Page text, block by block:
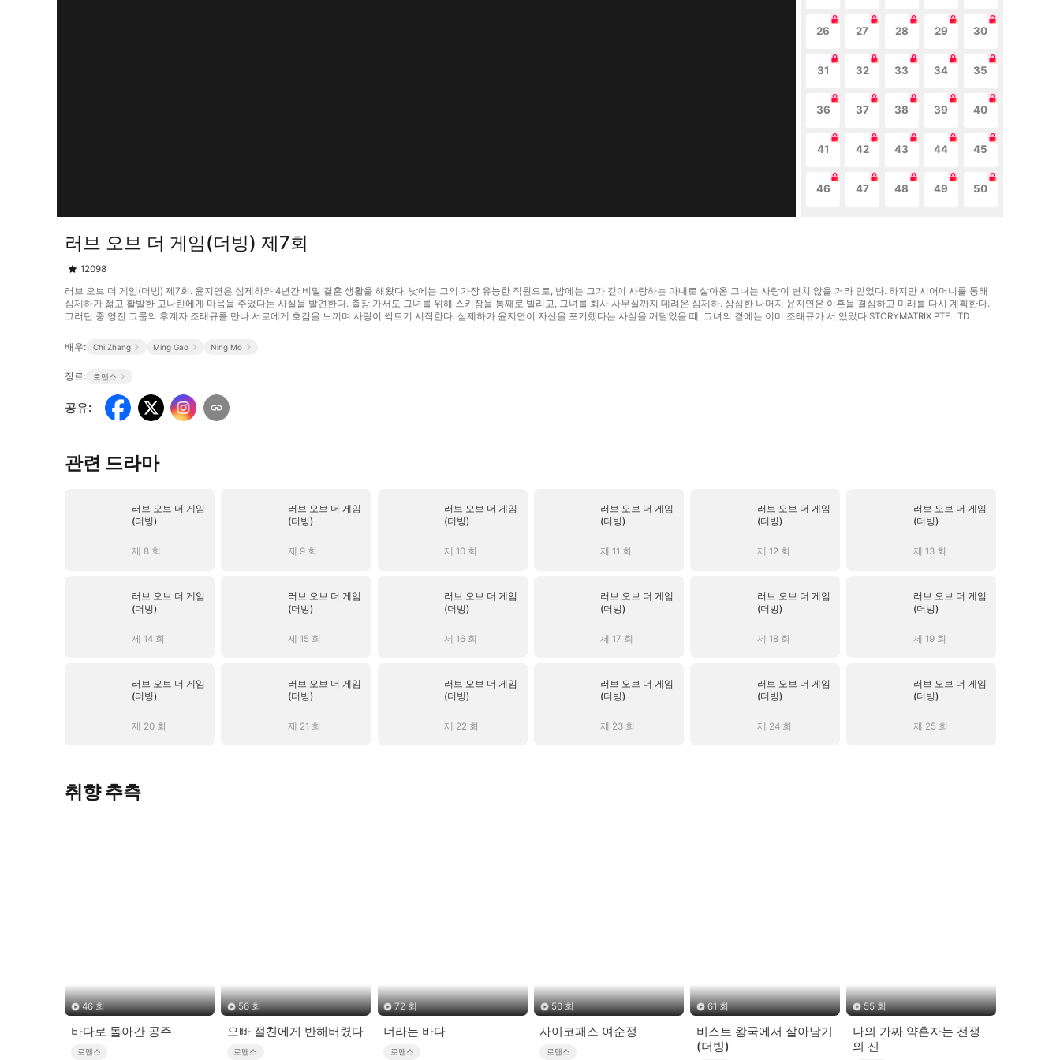
26 27 28 29 30
31 32 33 34 35
36 37 38 39 40
41 42 43 44 45
46 47 48 49 50
러브 오브 더 게임(더빙) 제7회
12098
러브 오브 더 게임(더빙) 제7회. 윤지연은 심제하와 4년간 비밀 결혼 생활을 해왔다. 낮에는 그의 가장 유능한 직원으로, 밤에는 그가 깊이 사랑하는 아내로 살아온 그녀는 사랑이 변치 않을 거라 믿었다. 하지만 시어머니를 통해
심제하가 젊고 활발한 고나린에게 마음을 주었다는 사실을 발견한다. 출장 가서도 그녀를 위해 스키장을 통째로 빌리고, 그녀를 회사 사무실까지 데려온 심제하. 상심한 나머지 윤지연은 이혼을 결심하고 미래를 다시 계획한다.
그러던 중 영진 그룹의 후계자 조태규를 만나 서로에게 호감을 느끼며 사랑이 싹트기 시작한다. 심제하가 윤지연이 자신을 포기했다는 사실을 깨달았을 때, 그녀의 곁에는 이미 조태규가 서 있었다.STORYMATRIX PTE.LTD
배우: Chi Zhang Ming Gao Ning Mo
장르: 로맨스
공유:
관련 드라마
러브 오브 더 게임
(더빙)
제 8 회
러브 오브 더 게임
(더빙)
제 9 회
러브 오브 더 게임
(더빙)
제 10 회
러브 오브 더 게임
(더빙)
제 11 회
러브 오브 더 게임
(더빙)
제 12 회
러브 오브 더 게임
(더빙)
제 13 회
러브 오브 더 게임
(더빙)
제 14 회
러브 오브 더 게임
(더빙)
제 15 회
러브 오브 더 게임
(더빙)
제 16 회
러브 오브 더 게임
(더빙)
제 17 회
러브 오브 더 게임
(더빙)
제 18 회
러브 오브 더 게임
(더빙)
제 19 회
러브 오브 더 게임
(더빙)
제 20 회
러브 오브 더 게임
(더빙)
제 21 회
러브 오브 더 게임
(더빙)
제 22 회
러브 오브 더 게임
(더빙)
제 23 회
러브 오브 더 게임
(더빙)
제 24 회
러브 오브 더 게임
(더빙)
제 25 회
취향 추측
46 회
바다로 돌아간 공주
로맨스
56 회
오빠 절친에게 반해버렸다
로맨스
72 회
너라는 바다
로맨스
50 회
사이코패스 여순정
로맨스
61 회
비스트 왕국에서 살아남기
(더빙)
55 회
나의 가짜 약혼자는 전쟁
의 신